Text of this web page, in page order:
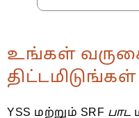
உங்கள்
திட்டமிடுங்கள்
YSS மற்றும் SRF பாட